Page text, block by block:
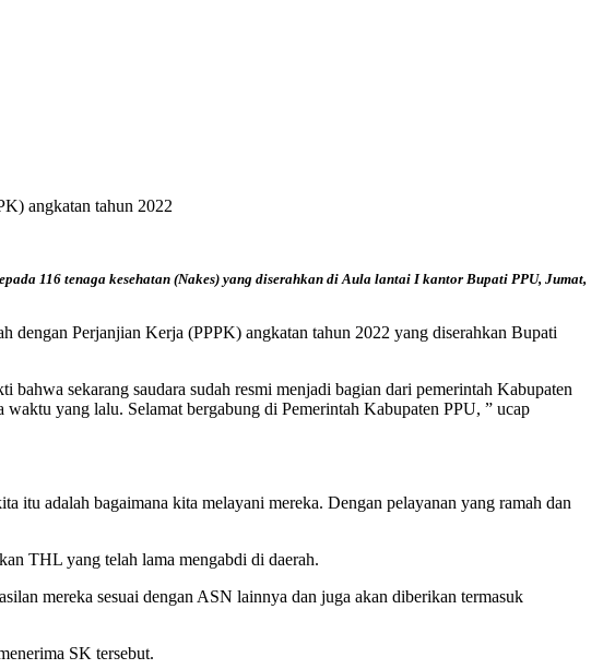
angkatan tahun 2022
116 tenaga kesehatan (Nakes) yang diserahkan di Aula lantai I kantor Bupati PPU, Jumat,
dengan Perjanjian Kerja (PPPK) angkatan tahun 2022 yang diserahkan Bupati
sekarang saudara sudah resmi menjadi bagian dari pemerintah Kabupaten
yang lalu. Selamat bergabung di Pemerintah Kabupaten PPU, ” ucap
itu adalah bagaimana kita melayani mereka. Dengan pelayanan yang ramah dan
THL yang telah lama mengabdi di daerah.
mereka sesuai dengan ASN lainnya dan juga akan diberikan termasuk
SK tersebut.